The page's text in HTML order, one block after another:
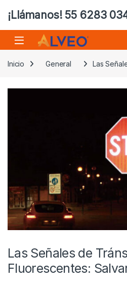
¡Llámanos! 55 6283
Inicio General Las
Las Señales de
Fluorescentes: